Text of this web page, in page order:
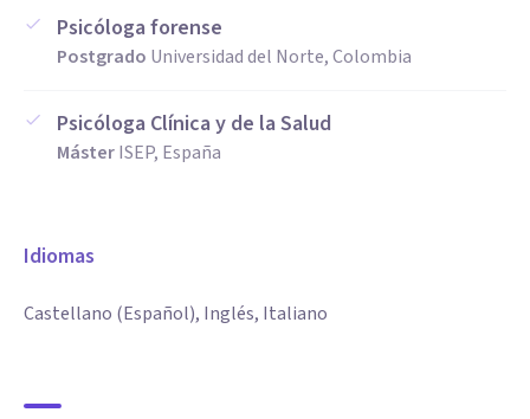
Psicóloga forense
Postgrado Universidad del Norte, Colombia
Psicóloga Clínica y de la Salud
MásterISEP, España
Idiomas
Castellano (Español), Inglés, Italiano